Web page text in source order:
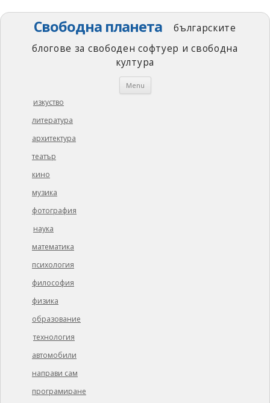
Свободна планета
българските
блогове за свободен софтуер и свободна
култура
Menu Skip
изкуство
литература
архитектура
театър
кино
музика
фотография
наука
математика
психология
философия
физика
образование
технология
автомобили
направи сам
програмиране